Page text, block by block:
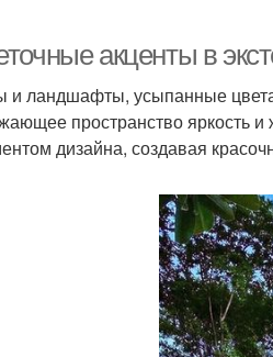
акценты в
и ландшафты, усыпанные
пространство яркость
дизайна, создавая